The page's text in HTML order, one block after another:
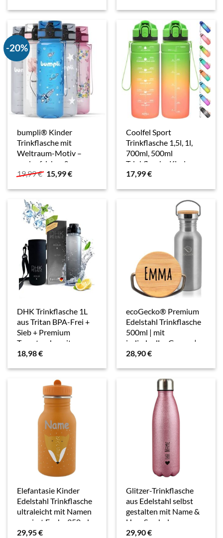
geeignet &…
-20%
bumpli® Kinder
Trinkflasche mit
Weltraum-Motiv –
auslaufsicher &
Kohlensäure geeignet
Fruchteinsatz –
Perfekt…
19,99€ Ursprünglicher
war:
15,99€Aktueller
ist:
Coolfel Sport
Trinkflasche 1,5l, 1l,
700ml, 500ml
Trinkflasche Kinder
Auslaufsicher,
Zeitmarkierung Bpa
17,99€
DHK Trinkflasche 1L
aus Tritan BPA-Frei +
Sieb + Premium
Tragetasche mit
verstellbarer
auslaufsicher
|modernes &…
18,98€
ecoGecko® Premium
Edelstahl Trinkflasche
500ml | mit
indivdueller Gravur |
personalisiert |
28,90€
Elefantasie Kinder
Edelstahl Trinkflasche
ultraleicht mit Namen
graviert Fuchs 350ml
29,95€
Glitzer-Trinkflasche
aus Edelstahl selbst
gestalten mit Name &
Herz Symbol –
Thermosflasche
29,90€